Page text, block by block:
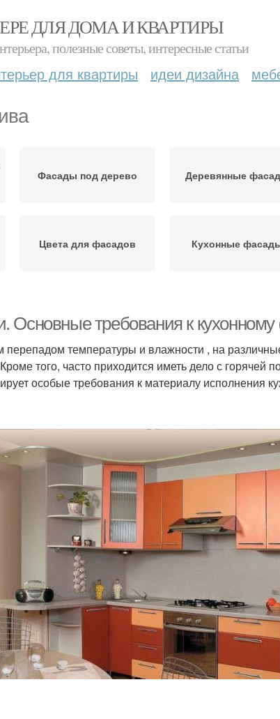
ДЛЯ ДОМА И КВАРТИРЫ
полезные советы, интересные статьи
для квартиры идеи дизайна
Фасады под дерево Деревянные
Цвета для фасадов Кухонные
Основные требования к
перепадом температуры и влажности , на
того, часто приходится иметь дело с горячей
особые требования к материалу исполнения